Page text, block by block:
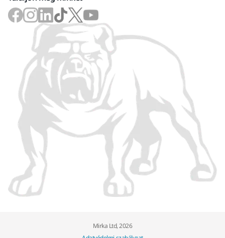
Mirka Ltd, 2026